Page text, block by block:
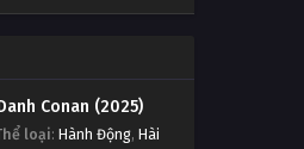
Conan (2025)
loại: Hành Động, Hài